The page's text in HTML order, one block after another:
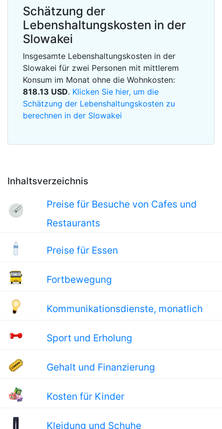
Inhaltsverzeichnis
Preise für Besuche von Cafes und
Restaurants
Preise für Essen
Fortbewegung
Kommunikationsdienste, monatlich
Sport und Erholung
Gehalt und Finanzierung
Kosten für Kinder
Kleidung und Schuhe
Schätzung der
Lebenshaltungskosten in der
Slowakei
Insgesamte Lebenshaltungskosten in der
Slowakei für zwei Personen mit mittlerem
Konsum im Monat ohne die Wohnkosten:
818.13 USD. Klicken Sie hier, um die
Schätzung der Lebenshaltungskosten zu
berechnen in der Slowakei